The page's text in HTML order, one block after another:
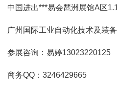
中国进出***易会琶洲展馆A区
广州国际工业自动化技术及装
参展咨询：易婷13023220125
商务QQ：3246429665